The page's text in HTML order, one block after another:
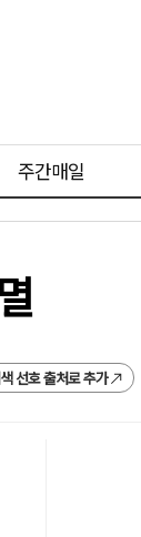
주간매일
선호 출처로 추가